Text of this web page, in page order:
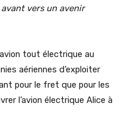
vers un avenir
avion tout électrique au
aériennes d’exploiter
pour le fret que pour les
l’avion électrique Alice à